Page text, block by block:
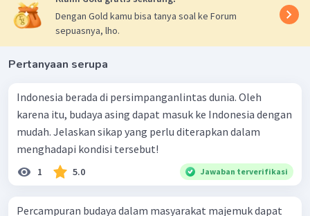
Dengan Gold kamu bisa tanya soal ke Forum
sepuasnya, lho.
Pertanyaan serupa
Indonesia berada di persimpanganlintas dunia. Oleh
karena itu, budaya asing dapat masuk ke Indonesia dengan
mudah. Jelaskan sikap yang perlu diterapkan dalam
menghadapi kondisi tersebut!
1 5.0 Jawaban terverifikasi
Percampuran budaya dalam masyarakat majemuk dapat